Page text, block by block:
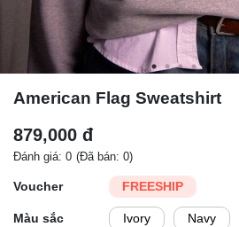
American Flag Sweatshirt
879,000 đ
Đánh giá: 0 (Đã bán: 0)
Voucher FREESHIP
Màu sắc Ivory Navy